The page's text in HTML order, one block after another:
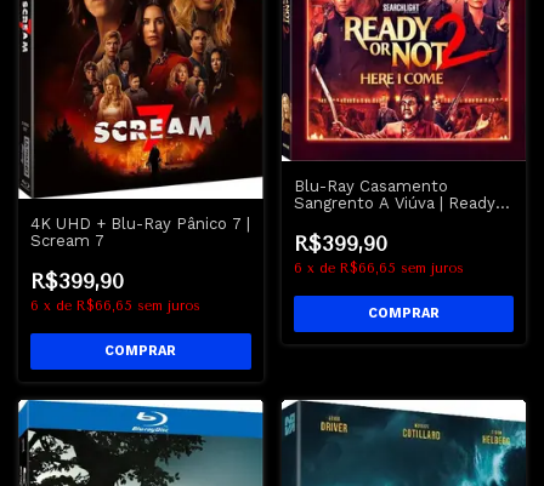
4K UHD + Blu-Ray Pânico 7 |
Scream 7
R$399,90
6 x de R$66,65 sem juros
Blu-Ray Casamento
Sangrento A Viúva | Ready
R$399,90
6 x de R$66,65 sem juros